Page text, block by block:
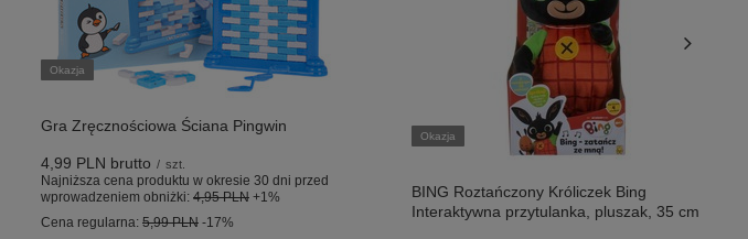
Okazja
Gra Zręcznościowa Ściana Pingwin
4,99 PLN brutto / szt.
Najniższa cena produktu w okresie 30 dni przed
wprowadzeniem obniżki: 4,95 PLN +1%
Cena regularna: 5,99 PLN -17%
Okazja
BING Roztańczony Króliczek Bing
Interaktywna przytulanka, pluszak, 35 cm